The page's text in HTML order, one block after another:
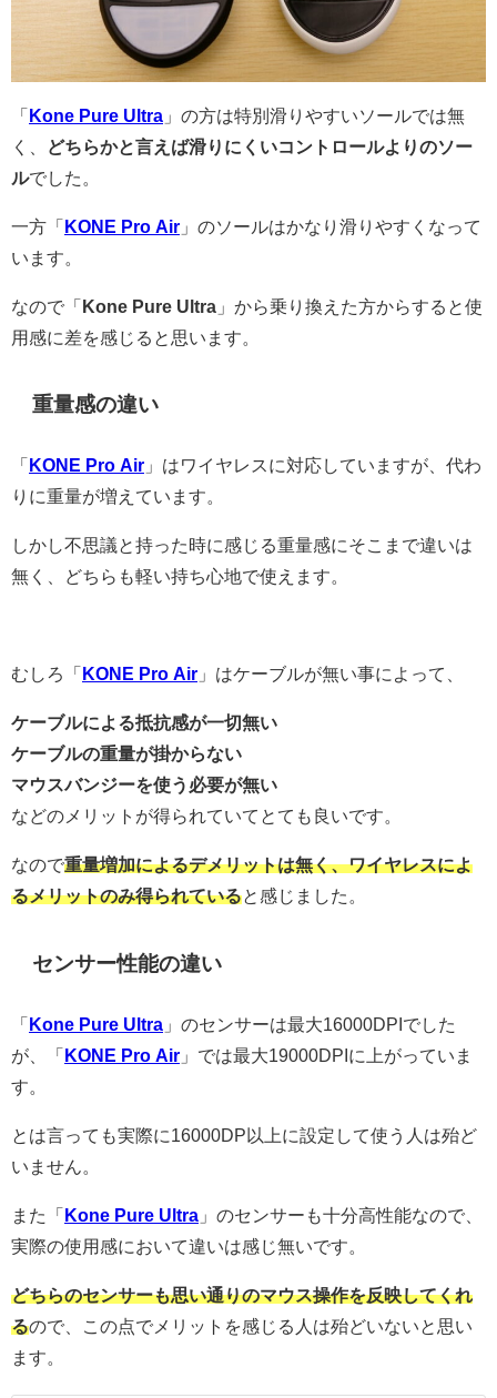
「Kone Pure Ultra 」の方は特別滑りやすいソールでは無
く、
どちらかと言えば滑りにくいコントロールよりのソー
ルでした。
一方「KONE Pro Air 」のソールはかなり滑りやすくなって
います。
なので「Kone Pure Ultra 」から乗り換えた方からすると使
用感に差を感じると思います。
重量感の違い
「 KONE Pro Air 」はワイヤレスに対応していますが、代わ
りに重量が増えています。
しかし不思議と持った時に感じる重量感にそこまで違いは
無く、どちらも軽い持ち心地で使えます。
むしろ「 KONE Pro Air 」はケーブルが無い事によって、
ケーブルによる抵抗感が一切無い
ケーブルの重量が掛からない
マウスバンジーを使う必要が無い
などのメリットが得られていてとても良いです。
なので重量増加によるデメリットは無く、ワイヤレスによ
るメリットのみ得られていると感じました。
センサー性能の違い
「 Kone Pure Ultra 」のセンサーは最大16000DPIでした
が、「 KONE Pro Air 」では最大19000DPIに上がっていま
す。
とは言っても実際に16000DP以上に設定して使う人は殆ど
いません。
また「 Kone Pure Ultra 」のセンサーも十分高性能なので、
実際の使用感において違いは感じ無いです。
どちらのセンサーも思い通りのマウス操作を反映してくれ
るので、この点でメリットを感じる人は殆どいないと思い
ます。